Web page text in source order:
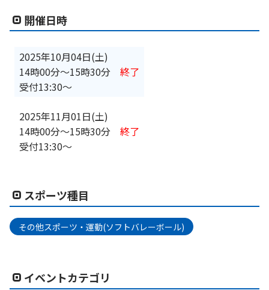
開催日時
2025年10月04日(土)
14時00分〜15時30分
受付13:30～
終了
2025年11月01日(土)
14時00分〜15時30分
受付13:30～
終了
スポーツ種目
その他スポーツ・運動(ソフトバレーボール)
イベントカテゴリ